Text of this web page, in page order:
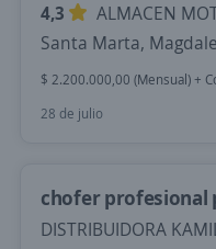
4,3
ALMACEN
Santa Marta,
$ 2.200.000,00 (Mensual) +
28 de julio
chofer profesional
DISTRIBUIDORA